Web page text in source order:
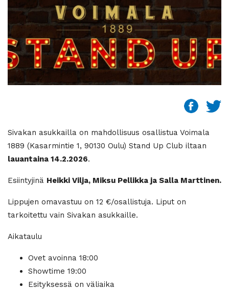
Sivakan asukkailla on mahdollisuus osallistua Voimala
1889 (Kasarmintie 1, 90130 Oulu) Stand Up Club iltaan
lauantaina 14.2.2026.
Esiintyjinä Heikki Vilja, Miksu Pellikka ja Salla Marttinen.
Lippujen omavastuu on 12 €/osallistuja. Liput on
tarkoitettu vain Sivakan asukkaille.
Aikataulu
Ovet avoinna 18:00
Showtime 19:00
Esityksessä on väliaika